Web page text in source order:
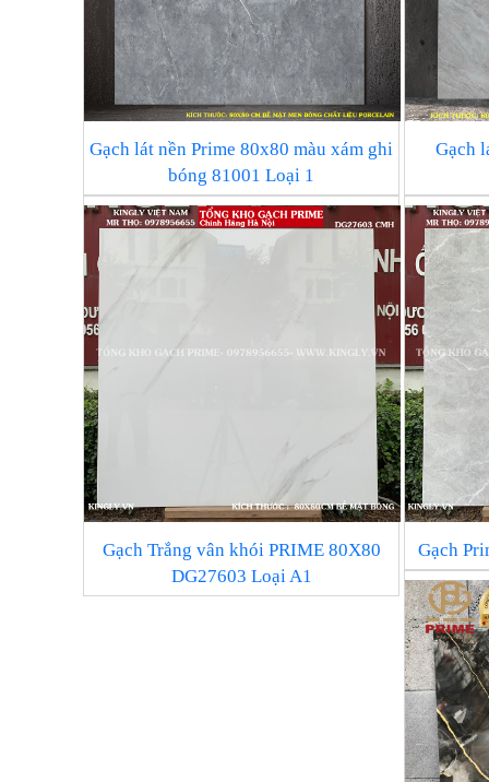
Gạch lát nền Prime 80x80 màu xám ghi
bóng 81001 Loại 1
Gạch
Gạch Trắng vân khói PRIME 80X80
DG27603 Loại A1
Gạch